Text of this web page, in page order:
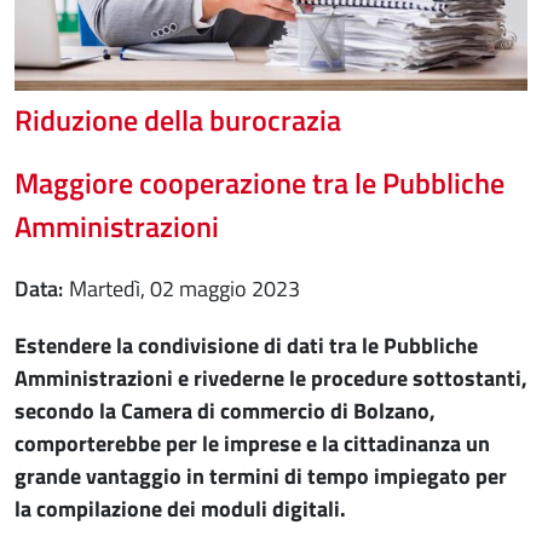
Riduzione della burocrazia
Maggiore cooperazione tra le Pubbliche
Amministrazioni
Data
martedì, 02 maggio 2023
Estendere la condivisione di dati tra le Pubbliche
Amministrazioni e rivederne le procedure sottostanti,
secondo la Camera di commercio di Bolzano,
comporterebbe per le imprese e la cittadinanza un
grande vantaggio in termini di tempo impiegato per
la compilazione dei moduli digitali.